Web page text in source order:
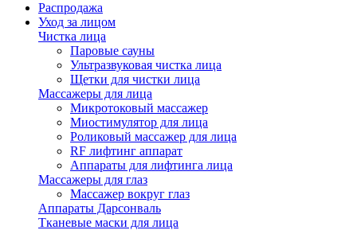
Распродажа
Уход за лицом
Чистка лица
Паровые сауны
Ультразвуковая чистка лица
Щетки для чистки лица
Массажеры для лица
Микротоковый массажер
Миостимулятор для лица
Роликовый массажер для лица
RF лифтинг аппарат
Аппараты для лифтинга лица
Массажеры для глаз
Массажер вокруг глаз
Аппараты Дарсонваль
Тканевые маски для лица